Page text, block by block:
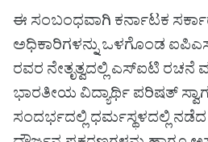
ಈ ಸಂಬಂಧವಾಗಿ ಕರ್ನಾಟಕ
ಅಧಿಕಾರಿಗಳನ್ನು ಒಳಗೊಂಡ
ರವರ ನೇತೃತ್ವದಲ್ಲಿ ಎಸ್ಐಟಿ ರಚನೆ
ಭಾರತೀಯ ವಿದ್ಯಾರ್ಥಿ ಪರಿಷತ್
ಸಂದರ್ಭದಲ್ಲಿ ಧರ್ಮಸ್ಥಳದಲ್ಲಿ ನಡೆದ